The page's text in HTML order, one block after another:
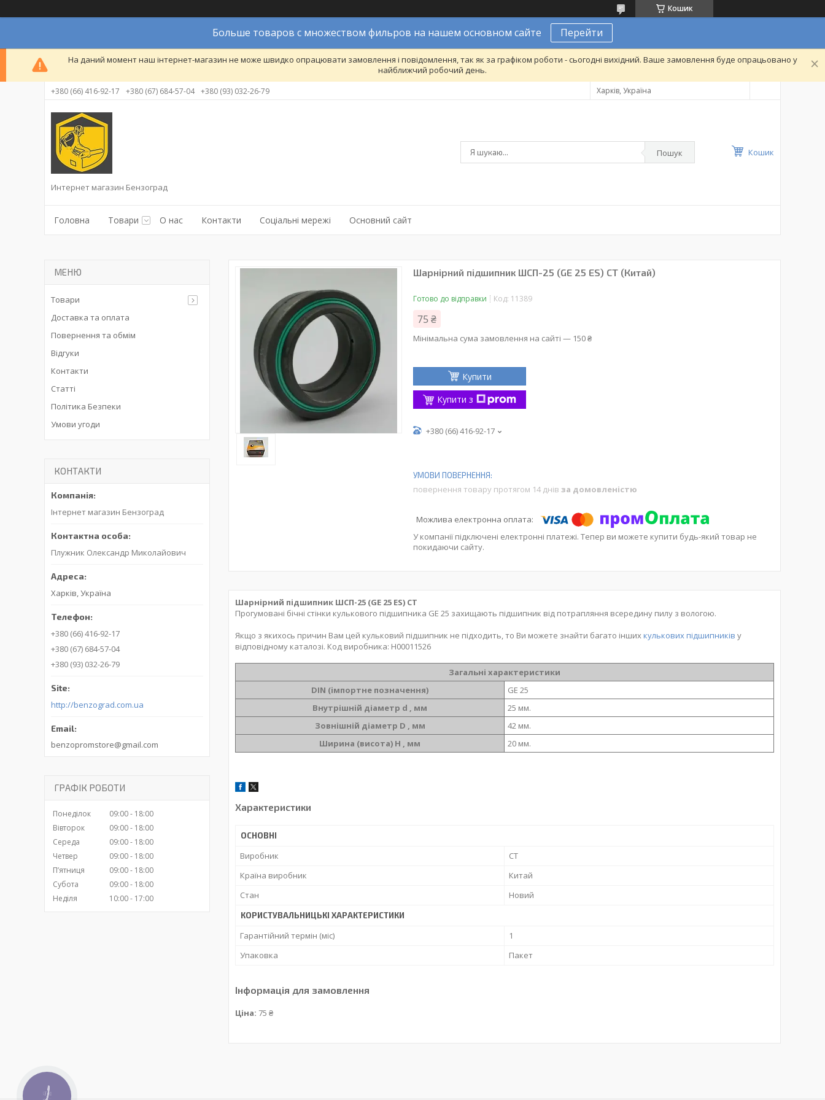
Кошик
Больше товаров с множеством фильров на нашем основном сайте Перейти
На даний момент наш інтернет-магазин не може швидко опрацювати замовлення і повідомлення, так як за графіком роботи - сьогодні вихідний. Ваше замовлення буде опрацьовано у
найближчий робочий день.
+380 (66) 416-92-17 +380 (67) 684-57-04 +380 (93) 032-26-79 Харків, Україна
Интернет магазин Бензоград
Пошук Кошик
Головна Товари О нас Контакти Соціальні мережі Основний сайт
Шарнірний підшипник ШСП-25 (GE 25 ES) CT (Китай)
Готово до відправки Код: 11389
75 ₴
Мінімальна сума замовлення на сайті — 150 ₴
Купити
Купити з
+380 (66) 416-92-17
повернення товару протягом 14 днів за домовленістю
У компанії підключені електронні платежі. Тепер ви можете купити будь-який товар не
покидаючи сайту.
Шарнірний підшипник ШСП-25 (GE 25 ES) CT
Прогумовані бічні стінки кулькового підшипника GE 25 захищають підшипник від потрапляння всередину пилу з вологою.
Якщо з якихось причин Вам цей кульковий підшипник не підходить, то Ви можете знайти багато іншихкулькових підшипників у
відповідному каталозі. Код виробника: Н00011526
Загальні характеристики
DIN (імпортне позначення)
GE 25
Внутрішній діаметр d , мм
25 мм.
Зовнішній діаметр D , мм
42 мм.
Ширина (висота) H , мм
20 мм.
Характеристики
ОСНОВНІ
Виробник
CT
Країна виробник
Китай
Стан
Новий
КОРИСТУВАЛЬНИЦЬКІ ХАРАКТЕРИСТИКИ
Гарантійний термін (міс)
1
Упаковка
Пакет
Інформація для замовлення
Ціна: 75 ₴
Товари
Доставка та оплата
Повернення та обмім
Відгуки
Контакти
Статті
Політика Безпеки
Умови угоди
КОНТАКТИ
Інтернет магазин Бензоград
Плужник Олександр Миколайович
Харків, Україна
+380 (66) 416-92-17
+380 (67) 684-57-04
+380 (93) 032-26-79
http://benzograd.com.ua
benzopromstore@gmail.com
ГРАФІК РОБОТИ
Понеділок 09:00
18:00
Вівторок
09:00
18:00
Середа
09:00
18:00
Четвер
09:00
18:00
Пʼятниця
09:00
18:00
Субота
09:00
18:00
Неділя
10:00 17:00
КНОПКА